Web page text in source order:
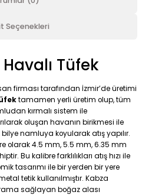
Seçenekleri
Tüfek
firması tarafından İzmir’de üretimi
tamamen yerli üretim olup, tüm
kırmalı sistem ile
oluşan havanın birikmesi ile
namluya koyularak atış yapılır.
olarak 4.5 mm, 5.5 mm, 6.35 mm
Bu kalibre farklılıkları atış hızı ile
tasarımı ile bir yerden bir yere
tetik kullanılmıştır. Kabza
sağlayan boğaz alası